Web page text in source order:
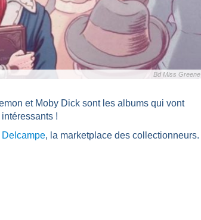
Bd Miss Greene
et Moby Dick sont les albums qui vont
!
Delcampe, la marketplace des collectionneurs.